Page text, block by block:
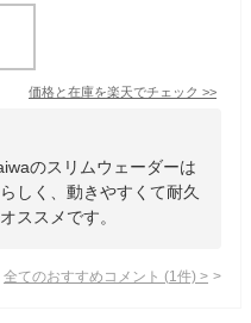
価格と在庫を楽天でチェック >>
のスリムウェーダーは
しく、動きやすくて耐久
ススメです。
全てのおすすめコメント (1 件) >